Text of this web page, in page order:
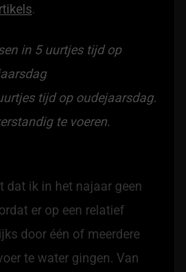
tijd op oudejaarsdag.
te voeren.
dat ik in het najaar geen
er op een relatief
door één of meerdere
te water gingen. Van